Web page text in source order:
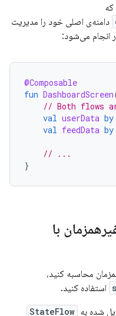
که
دامنه‌ی اصلی خود را مدیریت
انجام می‌شود:
@Composable
fun DashboardScreen
// Both flows
val userData by
val feedData by
// ...
}
با
محاسبه کنید،
استفاده کنید.
شده به StateFlow